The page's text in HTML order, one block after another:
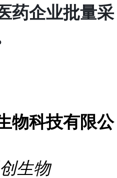
药企业批量采
物科技有限公
生物